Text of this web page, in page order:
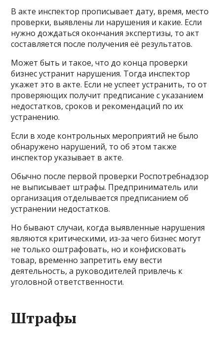
В акте инспектор прописывает дату, время, место
проверки, выявлены ли нарушения и какие. Если
нужно дождаться окончания экспертизы, то акт
составляется после получения её результатов.
Может быть и такое, что до конца проверки
бизнес устранит нарушения. Тогда инспектор
укажет это в акте. Если не успеет устранить, то от
проверяющих получит предписание с указанием
недостатков, сроков и рекомендаций по их
устранению.
Если в ходе контрольных мероприятий не было
обнаружено нарушений, то об этом также
инспектор указывает в акте.
Обычно после первой проверки Роспотребнадзор
не выписывает штрафы. Предприниматель или
организация отделывается предписанием об
устранении недостатков.
Но бывают случаи, когда выявленные нарушения
являются критическими, из-за чего бизнес могут
не только оштрафовать, но и конфисковать
товар, временно запретить ему вести
деятельность, а руководителей привлечь к
уголовной ответственности.
Штрафы